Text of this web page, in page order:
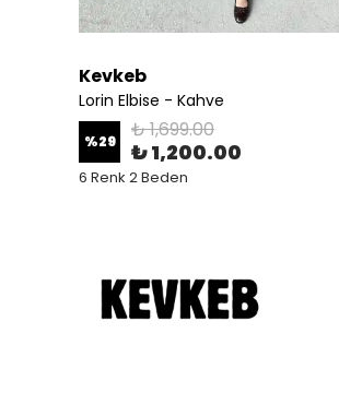
Kevkeb
Lorin Elbise - Kahve
%29 ₺ 1,699.00
₺ 1,200.00
6 Renk 2 Beden